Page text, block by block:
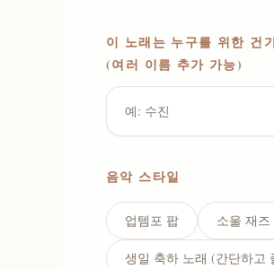
이 노래는 누구를 위한 건
(여러 이름 추가 가능)
음악 스타일
업템포 팝 소울 재즈
생일 축하 노래 (간단하고